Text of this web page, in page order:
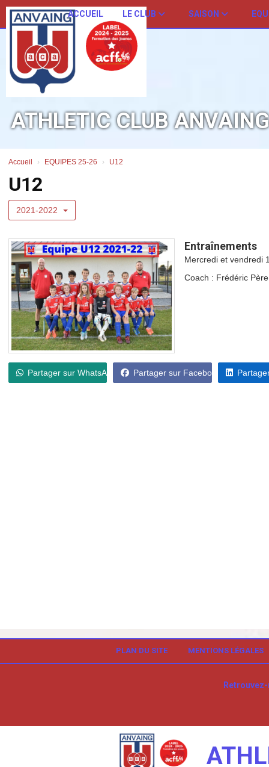
ACCUEIL LE CLUB SAISON
ATHLETIC CLUB ANVAING
Accueil EQUIPES 25-26 U12
U12
2021-2022
Entraînements
Mercredi et vendredi
Coach : Frédéric Père
Partager sur WhatsApp Partager sur Facebook
PLAN DU SITE MENTIONS LÉGALES
Panneau de gestion des cookies